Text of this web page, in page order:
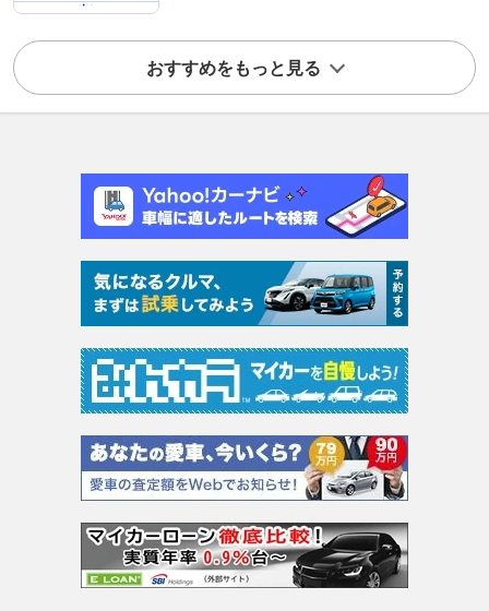
おすすめをもっと見る